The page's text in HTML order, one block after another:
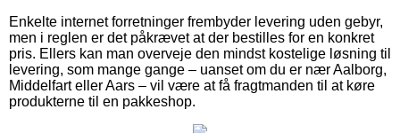
Enkelte internet forretninger frembyder levering uden gebyr,
men i reglen er det påkrævet at der bestilles for en konkret
pris. Ellers kan man overveje den mindst kostelige løsning til
levering, som mange gange – uanset om du er nær Aalborg,
Middelfart eller Aars – vil være at få fragtmanden til at køre
produkterne til en pakkeshop.